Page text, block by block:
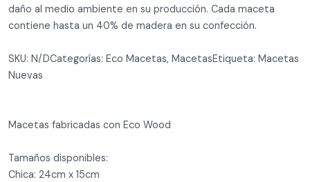
daño al medio ambiente en su producción. Cada maceta
contiene hasta un 40% de madera en su confección.
SKU: N/DCategorías: Eco Macetas, MacetasEtiqueta: Macetas
Nuevas
Macetas fabricadas con Eco Wood
Tamaños disponibles:
Chica: 24cm x 15cm